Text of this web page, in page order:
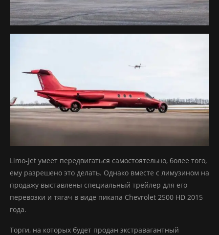
Limo-Jet умеет передвигаться самостоятельно, более того,
ему разрешено это делать. Однако вместе с лимузином на
продажу выставлены специальный трейлер для его
перевозки и тягач в виде пикапа Chevrolet 2500 HD 2015
года.
Торги, на которых будет продан экстравагантный